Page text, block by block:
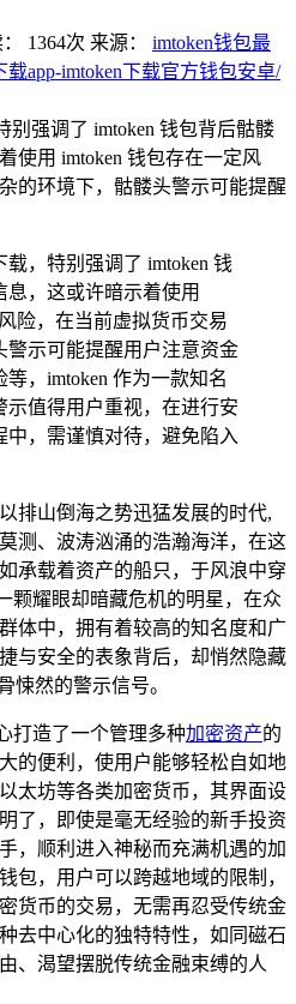
1364次 来源： imtoken钱包最
app-imtoken下载官方钱包安卓/
别强调了 imtoken 钱包背后骷髅
使用 imtoken 钱包存在一定风
的环境下，骷髅头警示可能提醒
载，特别强调了 imtoken 钱
，这或许暗示着使用
险，在当前虚拟货币交易
警示可能提醒用户注意资金
，imtoken 作为一款知名
示值得用户重视，在进行安
，需谨慎对待，避免陷入
排山倒海之势迅猛发展的时代,
测、波涛汹涌的浩瀚海洋，在这
承载着资产的船只，于风浪中穿
颗耀眼却暗藏危机的明星，在众
体中，拥有着较高的知名度和广
与安全的表象背后，却悄然隐藏
悚然的警示信号。
打造了一个管理多种加密资产的
的便利，使用户能够轻松自如地
太坊等各类加密货币，其界面设
了，即使是毫无经验的新手投资
，顺利进入神秘而充满机遇的加
包，用户可以跨越地域的限制，
货币的交易，无需再忍受传统金
去中心化的独特特性，如同磁石
、渴望摆脱传统金融束缚的人